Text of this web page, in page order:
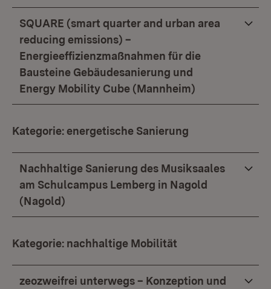
SQUARE (smart quarter and urban area
reducing emissions) –
Energieeffizienzmaßnahmen für die
Bausteine Gebäudesanierung und
Energy Mobility Cube (Mannheim)
Kategorie: energetische Sanierung
Nachhaltige Sanierung des Musiksaales
am Schulcampus Lemberg in Nagold
(Nagold)
Kategorie: nachhaltige Mobilität
zeozweifrei unterwegs – Konzeption und